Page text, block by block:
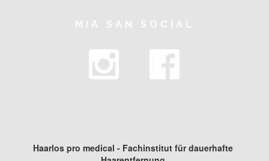
MIA SAN SOCIAL
Haarlos pro medical - Fachinstitut für dauerhafte